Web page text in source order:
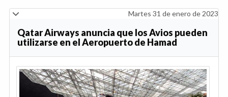
Martes 31 de enero de 2023
Qatar Airways anuncia que los Avios pueden
utilizarse en el Aeropuerto de Hamad